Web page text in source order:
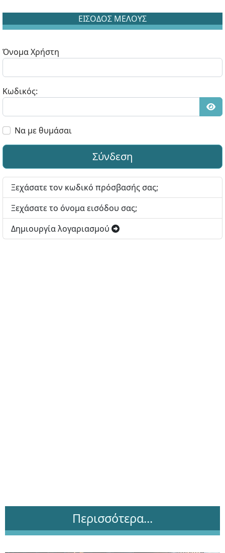
ΕΙΣΟΔΟΣ ΜΕΛΟΥΣ
Όνομα Χρήστη
Κωδικός:
Να με θυμάσαι
Σύνδεση
Ξεχάσατε τον κωδικό πρόσβασής σας;
Ξεχάσατε το όνομα εισόδου σας;
Δημιουργία λογαριασμού
Περισσότερα...